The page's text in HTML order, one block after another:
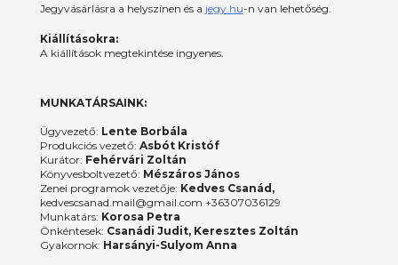
Jegyvásárlásra a helyszínen és a jegy.hu-n van lehetőség.
Kiállításokra:
A kiállítások megtekintése ingyenes.
MUNKATÁRSAINK:
Ügyvezető: Lente Borbála
Produkciós vezető: Asbót Kristóf
Kurátor: Fehérvári Zoltán
Könyvesboltvezető: Mészáros János
Zenei programok vezetője: Kedves Csanád,
kedvescsanad.mail@gmail.com +36307036129
Munkatárs: Korosa Petra
Önkéntesek: Csanádi Judit, Keresztes Zoltán
Gyakornok: Harsányi-Sulyom Anna